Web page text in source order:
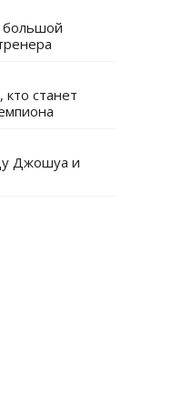
большой
станет
Джошуа и